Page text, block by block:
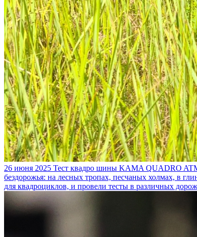
26 июня 2025 Тест квадро шины KAMA QUADRO
бездорожья: на лесных тропах, песчаных холмах, в
для квадроциклов, и провели тесты в различных